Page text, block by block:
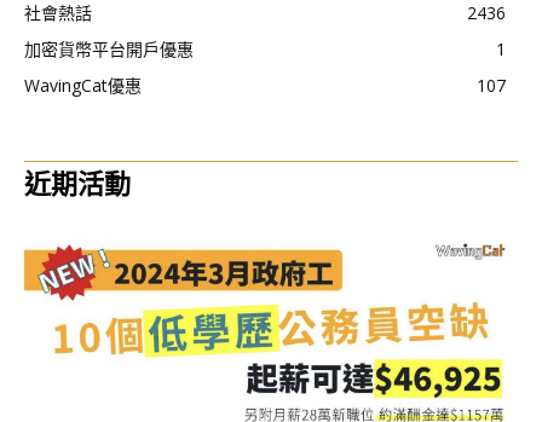
社會熱話
2436
加密貨幣平台開戶優惠
1
WavingCat優惠
107
近期活動